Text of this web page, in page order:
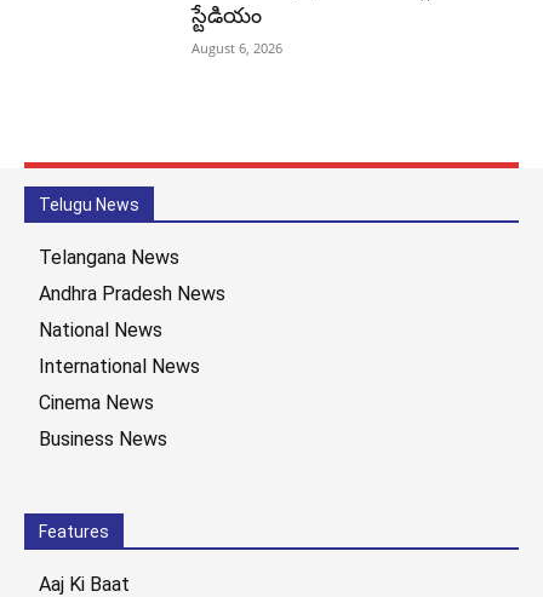
స్టేడియం
August 6, 2026
Telugu News
Telangana News
Andhra Pradesh News
National News
International News
Cinema News
Business News
Features
Aaj Ki Baat